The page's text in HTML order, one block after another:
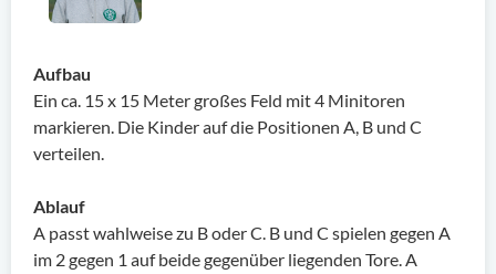
Aufbau
Ein ca. 15 x 15 Meter großes Feld mit 4 Minitoren
markieren. Die Kinder auf die Positionen A, B und C
verteilen.
Ablauf
A passt wahlweise zu B oder C. B und C spielen gegen A
im 2 gegen 1 auf beide gegenüber liegenden Tore. A